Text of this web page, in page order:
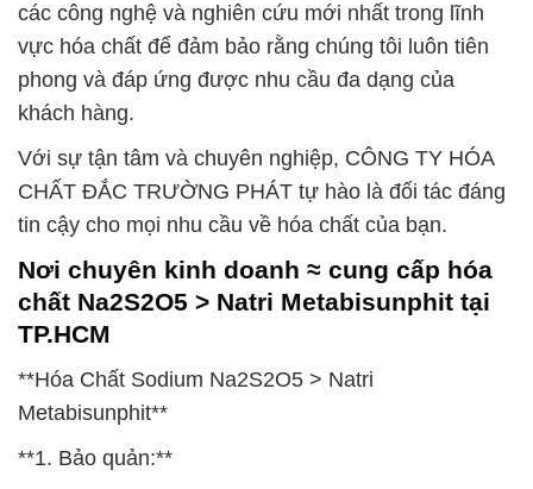
các công nghệ và nghiên cứu mới nhất trong lĩnh
vực hóa chất để đảm bảo rằng chúng tôi luôn tiên
phong và đáp ứng được nhu cầu đa dạng của
khách hàng.
Với sự tận tâm và chuyên nghiệp, CÔNG TY HÓA
CHẤT ĐẮC TRƯỜNG PHÁT tự hào là đối tác đáng
tin cậy cho mọi nhu cầu về hóa chất của bạn.
Nơi chuyên kinh doanh ≈ cung cấp hóa
chất Na2S2O5 > Natri Metabisunphit tại
TP.HCM
**Hóa Chất Sodium Na2S2O5 > Natri
Metabisunphit**
**1. Bảo quản:**